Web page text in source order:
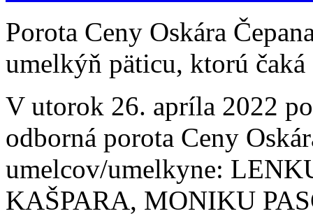
Porota Ceny Oskára
umelkýň päticu, ktorú čaká
V utorok 26. apríla 2022
odborná porota Ceny
umelcov/umelkyne:
KAŠPARA, MONIKU